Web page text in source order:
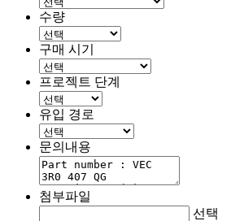
수량
구매 시기
프로젝트 단계
유입 경로
문의내용
첨부파일
선택